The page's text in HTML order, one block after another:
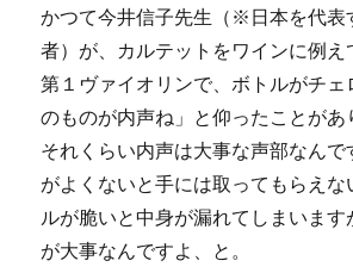
かつて今井信子先生（※日本を代表
者）が、カルテットをワインに例え
第１ヴァイオリンで、ボトルがチェ
のものが内声ね」と仰ったことがあ
それくらい内声は大事な声部なんで
がよくないと手には取ってもらえな
ルが脆いと中身が漏れてしまいます
が大事なんですよ、と。